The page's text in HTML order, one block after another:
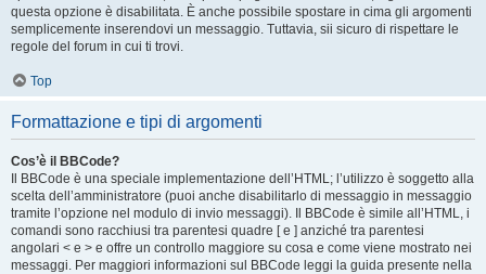
questa opzione è disabilitata. È anche possibile spostare in cima gli argomenti
semplicemente inserendovi un messaggio. Tuttavia, sii sicuro di rispettare le
regole del forum in cui ti trovi.
Top
Formattazione e tipi di argomenti
Cos’è il BBCode?
Il BBCode è una speciale implementazione dell’HTML; l’utilizzo è soggetto alla
scelta dell’amministratore (puoi anche disabilitarlo di messaggio in messaggio
tramite l’opzione nel modulo di invio messaggi). Il BBCode è simile all’HTML, i
comandi sono racchiusi tra parentesi quadre [ e ] anziché tra parentesi
angolari < e > e offre un controllo maggiore su cosa e come viene mostrato nei
messaggi. Per maggiori informazioni sul BBCode leggi la guida presente nella